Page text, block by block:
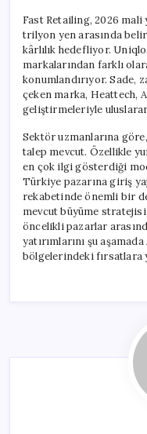
Fast Retailing, 2026 mali
trilyon yen arasında
kârlılık hedefliyor.
markalarından farklı
konumlandırıyor. Sade,
çeken marka, Heattech,
geliştirmeleriyle
Sektör uzmanlarına
talep mevcut. Özellikle
en çok ilgi gösterdiği
Türkiye pazarına giriş
rekabetinde önemli bir
mevcut büyüme
öncelikli pazarlar
yatırımlarını şu
bölgelerindeki fırsatlara